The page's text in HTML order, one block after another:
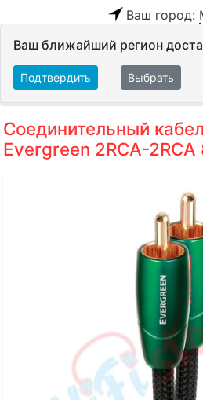
Ваш город:
Ваш ближайший регион
Подтвердить Выбрать
Соединительный
Evergreen 2RCA-2RCA